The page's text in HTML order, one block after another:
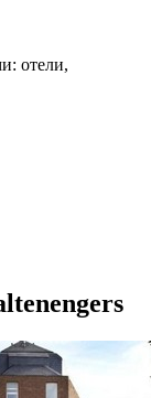
отели,